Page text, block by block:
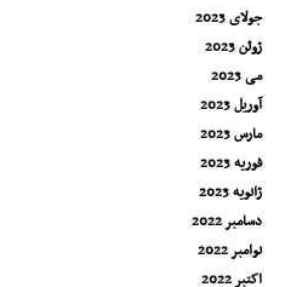
جولای 2023
ژوئن 2023
می 2023
آوریل 2023
مارس 2023
فوریه 2023
ژانویه 2023
دسامبر 2022
نوامبر 2022
اکتبر 2022